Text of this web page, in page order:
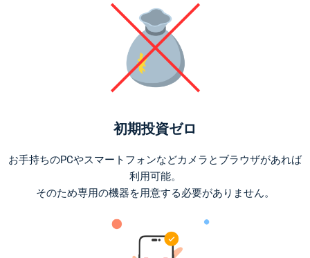
初期投資ゼロ
お手持ちのPCやスマートフォンなどカメラとブラウザがあれば
利用可能。
そのため専用の機器を用意する必要がありません。